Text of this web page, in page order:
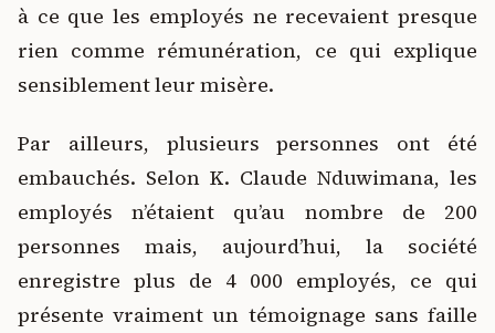
à ce que les employés ne recevaient presque
rien comme rémunération, ce qui explique
sensiblement leur misère.
Par ailleurs, plusieurs personnes ont été
embauchés. Selon K. Claude Nduwimana, les
employés n’étaient qu’au nombre de 200
personnes mais, aujourd’hui, la société
enregistre plus de 4 000 employés, ce qui
présente vraiment un témoignage sans faille